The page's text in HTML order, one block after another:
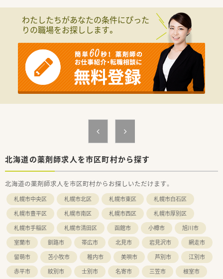
■全国に拠点を展開する中で組織体制の強化を目的とした定期
採用を行っており、次世代を担う新しい人材を募集しています。
■実務未経験の方やブランクがある方でも歓迎しており、周囲と
円滑に協力しながら意欲的に学べる姿勢を重視しています。
■法令遵守を徹底しながら医療現場を支える責任感を持ち、一つ
ひとつの業務に対して丁寧に取り組める方を求めています。
【想定される業務内容】
■お得意さまからの薬に関する問い合わせに対応するDI業務や、
副作用等の情報を扱うPMS業務を主に従事します。
■医薬品の適切な温度管理の指導や期限の確認を行う品質管理、
■社内のスタッフに向けて最新の医薬品情報や関連法規の研修
資料を作成し、専門的な知識の普及と教育活動を行います。
■業務ではWordやExcelなどのPCスキルが必須となりますが、
基本的な操作ができれば事務未経験でも対応可能です。
で、病院や薬局からのキャリアチェンジも歓迎しています。
■新卒者の応募は不可となっていますが、これまで培ってきた薬
剤師としての知見を企業の立場で活かしたい方に最適です。
【会社特徴】
■売上高2兆円を超える医薬品卸業界のトップクラス企業であ
り、47都道府県すべてに拠点を構える強固なネットワークです。
■医薬品の卸売に留まらず、情報提供や事業サポートなど健康創
造の分野で幅広く事業を展開している安定成長企業です。
■平均勤続年数は21.8年と非常に長く、従業員が大切にされてい
ることが数字にも表れている定着率の高い優良企業です。
わたしたちがあなたの条件にぴった
りの職場をお探しします。
北海道の薬剤師求人を市区町村から探す
北海道の薬剤師求人を市区町村からお探しいただけます。
札幌市中央区 札幌市北区 札幌市東区
札幌市白石区
札幌市豊平区
札幌市南区 札幌市西区
札幌市厚別区
札幌市手稲区
札幌市清田区 函館市 小樽市
旭川市
室蘭市
釧路市 帯広市 北見市 岩見沢市
網走市
留萌市
苫小牧市 稚内市 美唄市 芦別市
江別市
赤平市
紋別市 士別市 名寄市 三笠市
根室市